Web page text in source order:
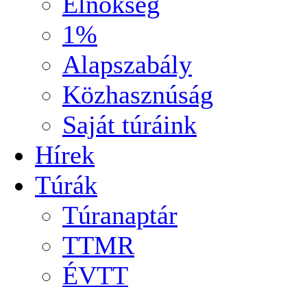
1%
Alapszabály
Közhasznúság
Saját túráink
Hírek
Túrák
Túranaptár
TTMR
ÉVTT